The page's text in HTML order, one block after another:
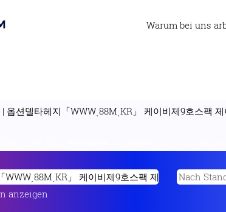
Warum bei uns
| 옵션델타헤지「WWWͺ88MͺKR」 케이비제9호스팩
anzeigen